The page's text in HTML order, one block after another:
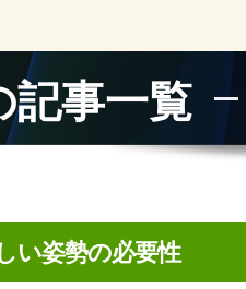
記事一覧
い姿勢の必要性